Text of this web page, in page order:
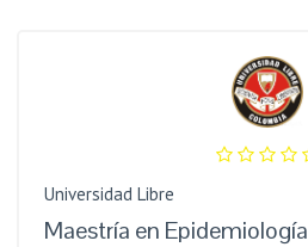
Universidad Libre
Maestría en Epidemiología